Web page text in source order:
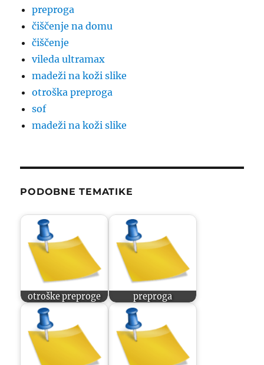
preproga
čiščenje na domu
čiščenje
vileda ultramax
madeži na koži slike
otroška preproga
sof
madeži na koži slike
PODOBNE TEMATIKE
otroške preproge preproga